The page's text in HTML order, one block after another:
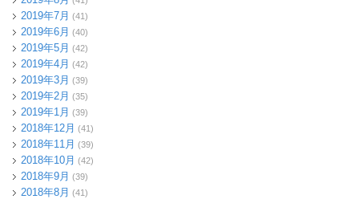
2019年7月 (41)
2019年6月 (40)
2019年5月 (42)
2019年4月 (42)
2019年3月 (39)
2019年2月 (35)
2019年1月 (39)
2018年12月 (41)
2018年11月 (39)
2018年10月 (42)
2018年9月 (39)
2018年8月 (41)